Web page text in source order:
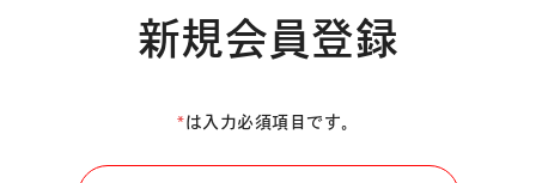
新規会員登録
*は入力必須項目です。